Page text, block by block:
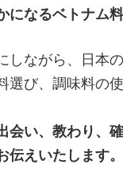
になるベトナム料
しながら、日本
選び、調味料の
会い、教わり、
伝えいたします。